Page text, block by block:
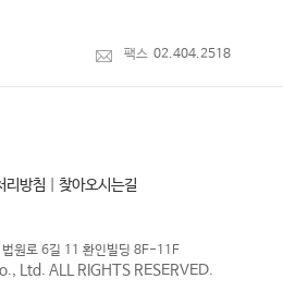
팩스 02.404.2518
리방침 찾아오시는길
법원로 6길 11 환인빌딩 8F-11F
Ltd. ALL RIGHTS RESERVED.